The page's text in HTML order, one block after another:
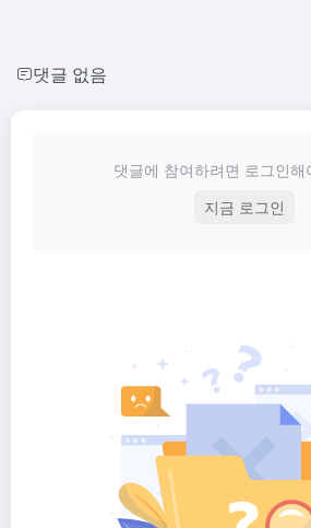
댓글 없음
댓글에 참여하려면 로그인해
지금 로그인